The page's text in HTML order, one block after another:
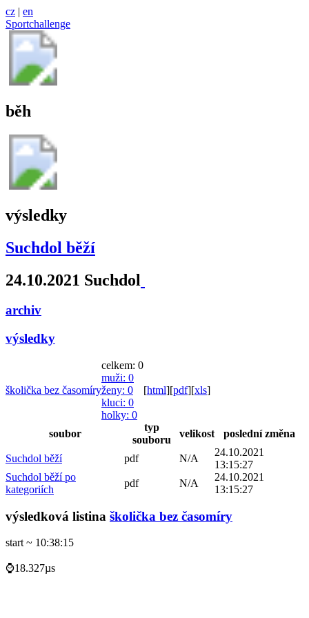
cz | en
Sportchallenge
běh
výsledky
Suchdol běží
24.10.2021 Suchdol
archiv
výsledky
školička bez časomíry
celkem: 0
muži: 0
ženy: 0
kluci: 0
holky: 0
[html][pdf][xls]
soubor
typ
souboru
velikost poslední změna
Suchdol běží pdf N/A
24.10.2021
13:15:27
Suchdol běží po
kategoriích
pdf N/A
24.10.2021
13:15:27
výsledková listina školička bez časomíry
start ~ 10:38:15
⌚18.327µs